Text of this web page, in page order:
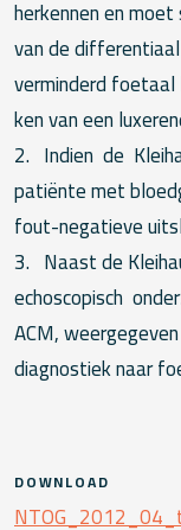
herkennen en
van de
verminderd
ken van een
2. Indien de
patiënte met
fout-negatieve
3. Naast de
echoscopisch
ACM,
diagnostiek naar
DOWNLOAD